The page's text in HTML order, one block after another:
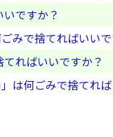
ですか？
みで捨てればいい
ればいいですか？
は何ごみで捨てれ